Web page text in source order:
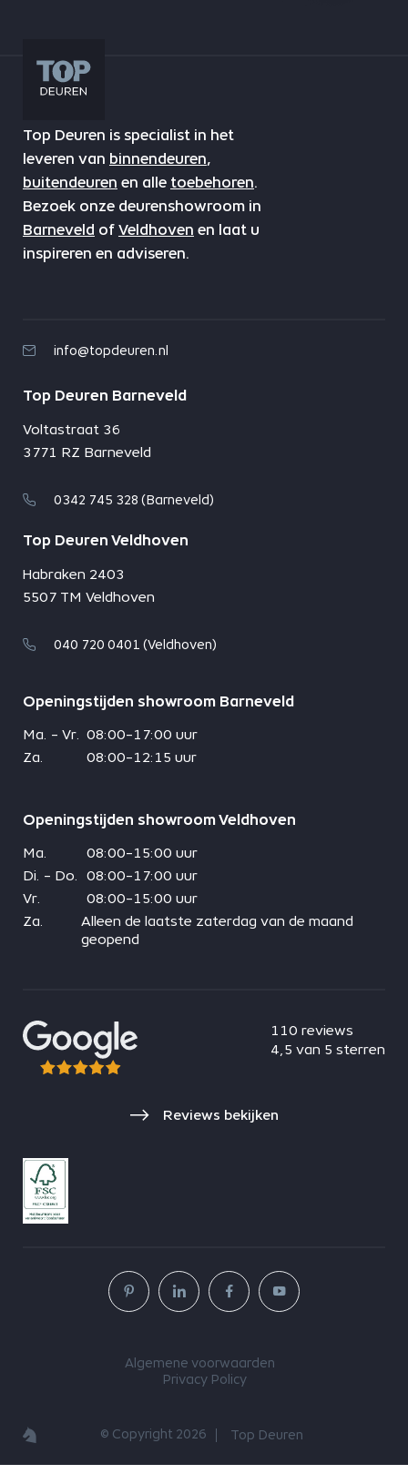
Top Deuren is specialist in het
leveren van binnendeuren,
buitendeuren en alle toebehoren.
Bezoek onze deurenshowroom in
Barneveld of Veldhoven en laat u
inspireren en adviseren.
info@topdeuren.nl
Top Deuren Barneveld
Voltastraat 36
3771 RZ Barneveld
0342 745 328 (Barneveld)
Top Deuren Veldhoven
Habraken 2403
5507 TM Veldhoven
040 720 0401 (Veldhoven)
Openingstijden showroom Barneveld
Ma. - Vr. 08:00-17:00 uur
Za.
08:00-12:15 uur
Openingstijden showroom Veldhoven
Ma.
08:00-15:00 uur
Di. - Do.
08:00-17:00 uur
Vr.
08:00-15:00 uur
Za.
Alleen de laatste zaterdag van de maand
geopend
110 reviews
4,5 van 5 sterren
Reviews bekijken
© Copyright 2026 Top Deuren
Algemene voorwaarden
Privacy Policy